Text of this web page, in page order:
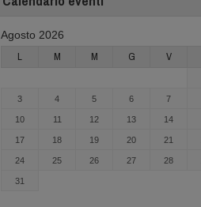
Agosto 2026
L M M G V
3 4 5 6 7
10 11 12 13 14
17 18 19 20 21
24 25 26 27 28
31